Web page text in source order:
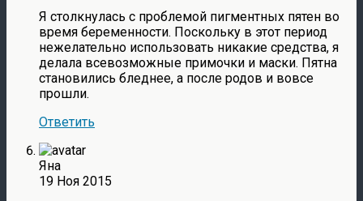
Я столкнулась с проблемой пигментных пятен во
время беременности. Поскольку в этот период
нежелательно использовать никакие средства, я
делала всевозможные примочки и маски. Пятна
становились бледнее, а после родов и вовсе
прошли.
Ответить
Яна
19 Ноя 2015